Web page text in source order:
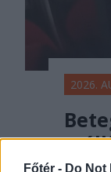
Főtér - Do
2026.